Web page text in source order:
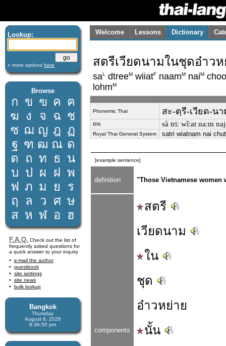
Lookup:
» more options here
Browse
ก ข ฃ ค ฅ
ฆ ง จ ฉ ช
ซ ฌ ญ ฎ ฏ
ฐ ฑ ฒ ณ ด
ต ถ ท ธ น
บ ป ผ ฝ พ
ฟ ภ ม ย
ร
ฤ
ล ว ศ ษ
ส ห ฬ อ ฮ
F.A.Q. Check out the list of
frequently asked questions for
a quick answer to your inquiry
e-mail the author
guestbook
site settings
site news
bulk lookup
Bangkok
Thursday
August 6, 2026
8:36:50 pm
Welcome Lessons Dictionary
สตรีเวียดนามในชุดอ๋าว
saL dtreeM wiiatF naamM naiM
lohmM
Phonemic Thai สะ-ตฺรี-เวียด-น
IPA sà triː wîːat naːm
Royal Thai General System satri wiatnam nai
[example sentence]
definition "Those Vietnamese women
components
สตรี
เวียดนาม
ใน
ชุด
อ๋าวหย่าย
นั้น